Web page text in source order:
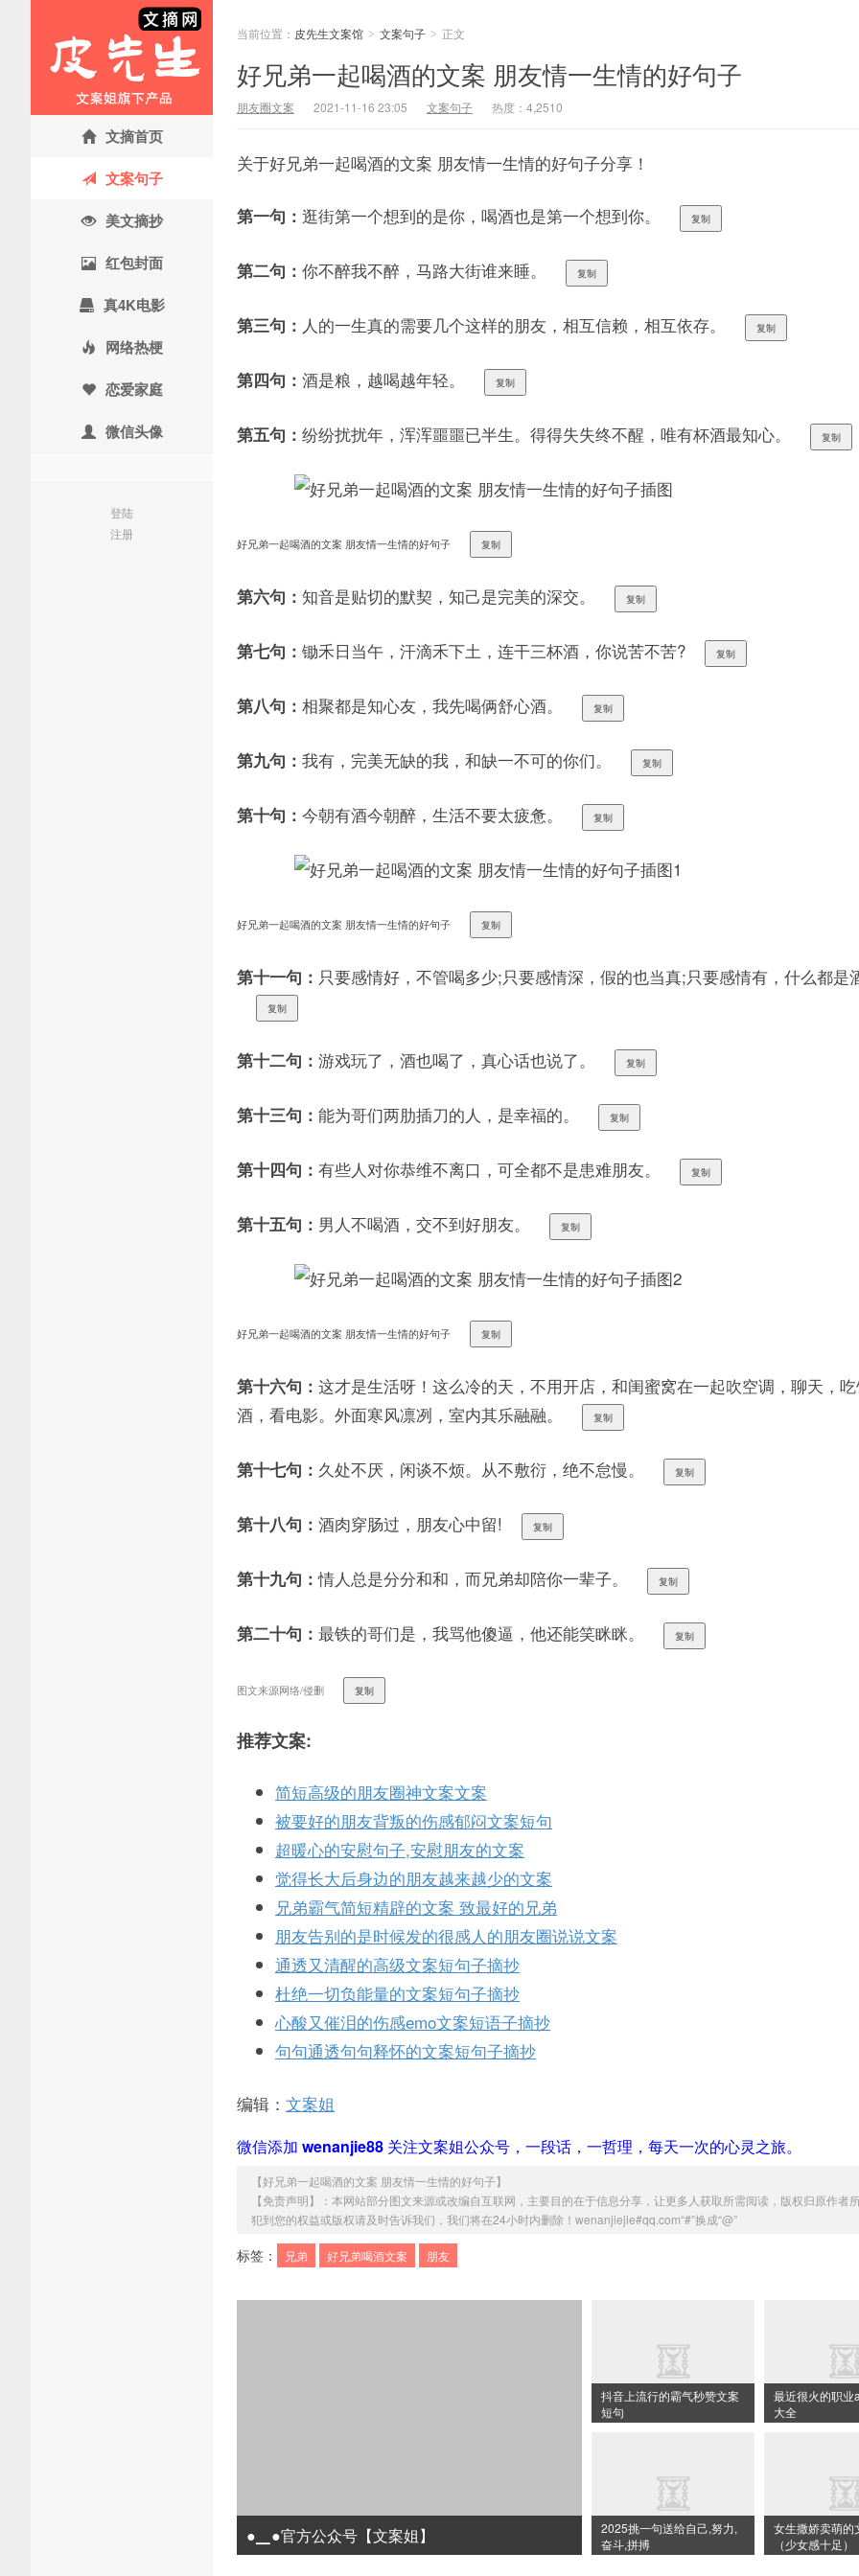
文摘首页
文案句子
美文摘抄
红包封面
真4K电影
网络热梗
恋爱家庭
微信头像
登陆
注册
当前位置： 皮先生文案馆 > 文案句子 > 正文
好兄弟一起喝酒的文案 朋友情一生情的好句子
朋友圈文案 2021-11-16 23:05 文案句子 热度：4,2510
关于好兄弟一起喝酒的文案 朋友情一生情的好句子分享！
第一句： 逛街第一个想到的是你，喝酒也是第一个想到你。 复制
第二句： 你不醉我不醉，马路大街谁来睡。 复制
第三句： 人的一生真的需要几个这样的朋友，相互信赖，相互依存。 复制
第四句： 酒是粮，越喝越年轻。 复制
第五句： 纷纷扰扰年，浑浑噩噩已半生。得得失失终不醒，唯有杯酒最知心。 复制
好兄弟一起喝酒的文案 朋友情一生情的好句子 复制
第六句： 知音是贴切的默契，知己是完美的深交。 复制
第七句： 锄禾日当午，汗滴禾下土，连干三杯酒，你说苦不苦? 复制
第八句： 相聚都是知心友，我先喝俩舒心酒。 复制
第九句： 我有，完美无缺的我，和缺一不可的你们。 复制
第十句： 今朝有酒今朝醉，生活不要太疲惫。 复制
好兄弟一起喝酒的文案 朋友情一生情的好句子 复制
第十一句： 只要感情好，不管喝多少;只要感情深，假的也当真;只要感情有，什么都是
复制
第十二句： 游戏玩了，酒也喝了，真心话也说了。 复制
第十三句： 能为哥们两肋插刀的人，是幸福的。 复制
第十四句： 有些人对你恭维不离口，可全都不是患难朋友。 复制
第十五句： 男人不喝酒，交不到好朋友。 复制
好兄弟一起喝酒的文案 朋友情一生情的好句子 复制
第十六句： 这才是生活呀！这么冷的天，不用开店，和闺蜜窝在一起吹空调，聊天，
酒，看电影。外面寒风凛冽，室内其乐融融。
复制
第十七句： 久处不厌，闲谈不烦。从不敷衍，绝不怠慢。 复制
第十八句： 酒肉穿肠过，朋友心中留! 复制
第十九句：情人总是分分和和，而兄弟却陪你一辈子。 复制
第二十句： 最铁的哥们是，我骂他傻逼，他还能笑眯眯。 复制
图文来源网络/侵删 复制
推荐文案:
简短高级的朋友圈神文案文案
被要好的朋友背叛的伤感郁闷文案短句
超暖心的安慰句子,安慰朋友的文案
觉得长大后身边的朋友越来越少的文案
兄弟霸气简短精辟的文案 致最好的兄弟
朋友告别的是时候发的很感人的朋友圈说说文案
通透又清醒的高级文案短句子摘抄
杜绝一切负能量的文案短句子摘抄
心酸又催泪的伤感emo文案短语子摘抄
句句通透句句释怀的文案短句子摘抄
编辑： 文案姐
微信添加 wenanjie88 关注文案姐公众号，一段话，一哲理，每天一次的心灵之旅。
【好兄弟一起喝酒的文案 朋友情一生情的好句子】
【免责声明】：本网站部分图文来源或改编自互联网，主要目的在于信息分享，让更多人获取所需阅读，版权归原作者
犯到您的权益或版权请及时告诉我们，我们将在24小时内删除！wenanjiejie#qq.com“#”换成“@”
标签： 兄弟 好兄弟喝酒文案 朋友
●▁●官方公众号【文案姐】
抖音上流行的霸气秒赞文案
短句
最近很火的职业
大全
2025挑一句送给自己,努力,
奋斗,拼搏
女生撒娇卖萌的
（少女感十足）